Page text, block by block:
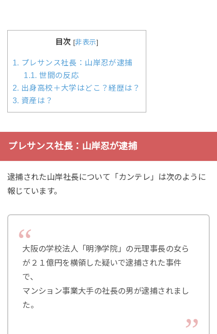
目次 [非表示]
1. プレサンス社長：山岸忍が逮捕
1.1. 世間の反応
2. 出身高校＋大学はどこ？経歴は？
3. 資産は？
プレサンス社長：山岸忍が逮捕
逮捕された山岸社長について「カンテレ」は次のように
報じています。
大阪の学校法人「明浄学院」の元理事長の女ら
が２１億円を横領した疑いで逮捕された事件
で、
マンション事業大手の社長の男が逮捕されまし
た。